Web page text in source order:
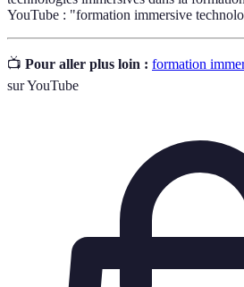
YouTube : "formation immersive
📺 Pour aller plus loin : formation
sur YouTube